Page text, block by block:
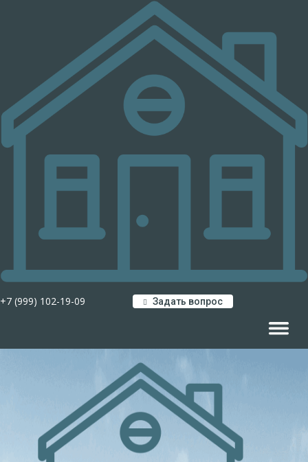
+7 (999) 102-19-09 Задать вопрос